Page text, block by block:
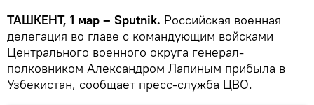
ТАШКЕНТ, 1 мар – Sputnik. Российская военная
делегация во главе с командующим войсками
Центрального военного округа генерал-
полковником Александром Лапиным прибыла в
Узбекистан, сообщает пресс-служба ЦВО.